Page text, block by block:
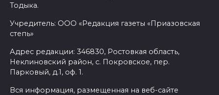
Тодыка.
Учредитель: ООО «Редакция газеты «Приазовская
степь»
Адрес редакции: 346830, Ростовкая область,
Неклиновский район, с. Покровское, пер.
Парковый, д.1, оф. 1.
Вся информация, размещенная на веб-сайте